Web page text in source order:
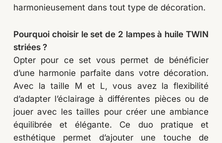
harmonieusement dans tout type de décoration.
Pourquoi choisir le set de 2 lampes à huile TWIN
striées ?
Opter pour ce set vous permet de bénéficier
d’une harmonie parfaite dans votre décoration.
Avec la taille M et L, vous avez la flexibilité
d’adapter l’éclairage à différentes pièces ou de
jouer avec les tailles pour créer une ambiance
équilibrée et élégante. Ce duo pratique et
esthétique permet d’ajouter une touche de